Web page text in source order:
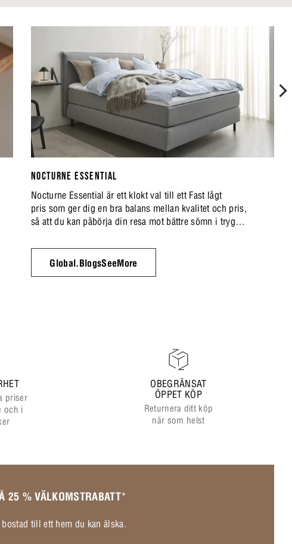
NOCTURNE ESSENTIAL
Nocturne Essential är ett klokt val till ett Fast lågt
pris som ger dig en bra balans mellan kvalitet och pris,
så att du kan påbörja din resa mot bättre sömn i trygga
Global.BlogsSeeMore
priser
och i
OBEGRÄNSAT
ÖPPET KÖP
Returnera ditt köp
när som helst
25 % VÄLKOMSTRABATT*
till ett hem du kan älska.